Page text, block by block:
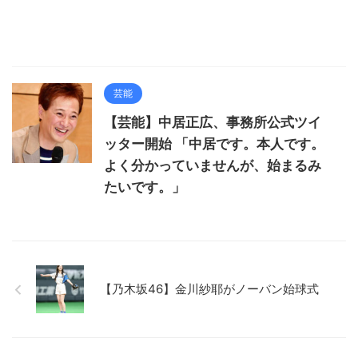
芸能
【芸能】中居正広、事務所公式ツイ
ッター開始 「中居です。本人です。
よく分かっていませんが、始まるみ
たいです。」
【乃木坂46】金川紗耶がノーバン始球式